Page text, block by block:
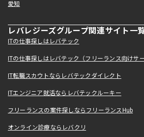
愛知
レバレジーズグループ関連サイト一
ITの仕事探しはレバテック
ITの仕事探しはレバテック（フリーランス向けサ
IT転職スカウトならレバテックダイレクト
ITエンジニア就活ならレバテックルーキー
フリーランスの案件探しならフリーランスHub
オンライン診療ならレバクリ